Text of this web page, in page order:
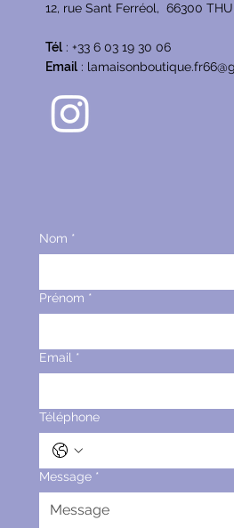
12, rue Sant Ferréol, 66300
Tél: +33 6 03 19 30 06
Email:
Nom *
Prénom *
Email *
Téléphone
Message *